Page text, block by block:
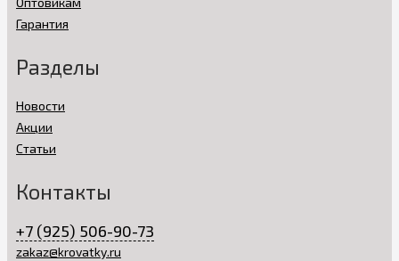
Гарантия
Разделы
Новости
Акции
Статьи
Контакты
+7 (925) 506-90-73
zakaz@krovatky.ru